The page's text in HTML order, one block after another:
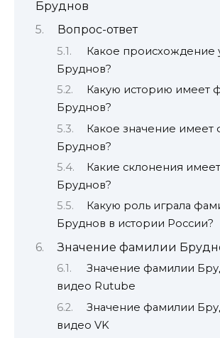
Бруднов
Вопрос-ответ
Какое происхождение
Бруднов?
Какую историю имеет
Бруднов?
Какое значение имеет
Бруднов?
Какие склонения
Бруднов?
Какую роль играла
Бруднов в истории России?
Значение фамилии
Значение фамилии
видео Rutube
Значение фамилии
видео VK